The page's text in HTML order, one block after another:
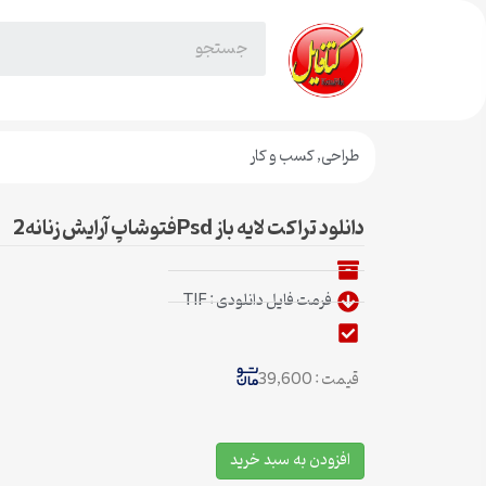
طراحی,کسب و کار
دانلود تراکت لایه باز Psdفتوشاپ آرایش زنانه2
فرمت فایل دانلودی : TIF
قیمت : 39,600
افزودن به سبد خرید